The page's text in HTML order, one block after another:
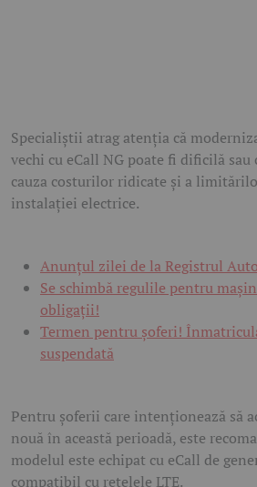
Specialiștii atrag atenția că
vechi cu eCall NG poate fi dificilă
cauza costurilor ridicate și a
instalației electrice.
Anunțul zilei de la Registrul
Se schimbă regulile pentru
obligații!
Termen pentru șoferi!
suspendată
Pentru șoferii care intenționează să
nouă în această perioadă, este
modelul este echipat cu eCall de
compatibil cu rețelele LTE.